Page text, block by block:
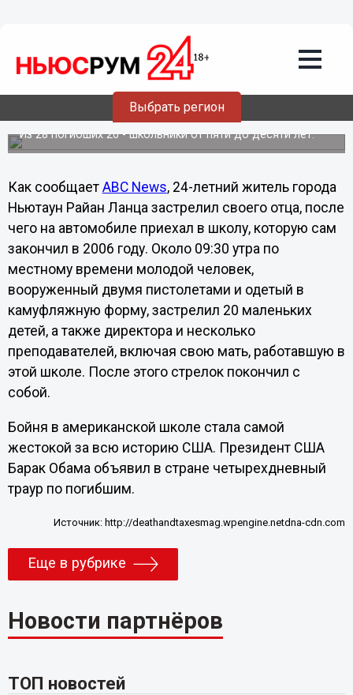
Выбрать регион
15.12.201219:01
28 человек застрелены в
американском штате Коннектикут
Из 28 погибших 20 - школьники от пяти до десяти лет.
Как сообщает ABC News, 24-летний житель города
Ньютаун Райан Ланца застрелил своего отца, после
чего на автомобиле приехал в школу, которую сам
закончил в 2006 году. Около 09:30 утра по
местному времени молодой человек,
вооруженный двумя пистолетами и одетый в
камуфляжную форму, застрелил 20 маленьких
детей, а также директора и несколько
преподавателей, включая свою мать, работавшую в
этой школе. После этого стрелок покончил с
собой.
Бойня в американской школе стала самой
жестокой за всю историю США. Президент США
Барак Обама объявил в стране четырехдневный
траур по погибшим.
Источник: http://deathandtaxesmag.wpengine.netdna-cdn.com
Еще в рубрике
Новости партнёров
ТОП новостей